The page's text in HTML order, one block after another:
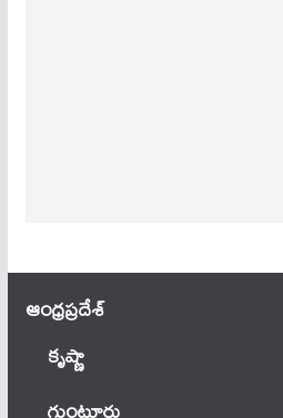
ఆంధ్ర‌ప్ర‌దేశ్
కృష్ణా